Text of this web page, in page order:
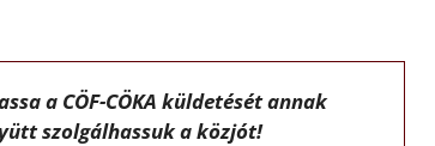
a CÖF-CÖKA küldetését annak
szolgálhassuk a közjót!